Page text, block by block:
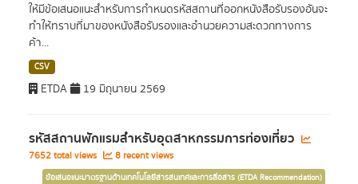
ให้มีข้อเสนอแนะสำหรับการกำหนดรหัสสถานที่ออกหนังสือรับรองอันจะ
ทำให้ทราบที่มาของหนังสือรับรองและอำนวยความสะดวกทางการ
ค้า...
CSV
ETDA 19 มิถุนายน 2569
รหัสสถานพักแรมสำหรับอุตสาหกรรมการท่องเที่ยว
7652 total views 8 recent views
ข้อเสนอแนะมาตรฐานด้านเทคโนโลยีสารสนเทศและการสื่อสาร (ETDA Recommendation)